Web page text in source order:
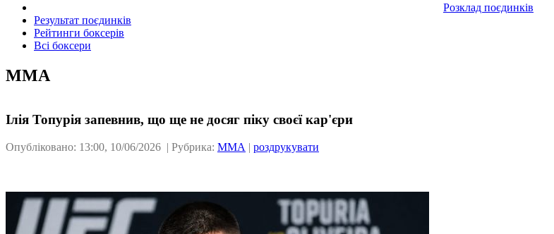
Розклад поєдинків
Результат поєдинків
Рейтинги боксерів
Всі боксери
ММА
Ілія Топурія запевнив, що ще не досяг піку своєї кар'єри
Опубліковано: 13:00, 10/06/2026 | Рубрика: ММА | роздрукувати